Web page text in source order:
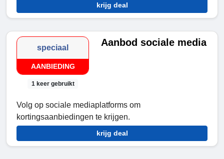
krijg deal
speciaal
AANBIEDING
1 keer gebruikt
Aanbod sociale media
Volg op sociale mediaplatforms om
kortingsaanbiedingen te krijgen.
krijg deal